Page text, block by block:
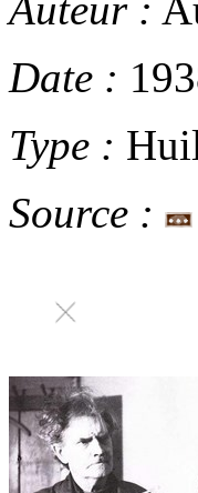
Date :
Type :
Source :